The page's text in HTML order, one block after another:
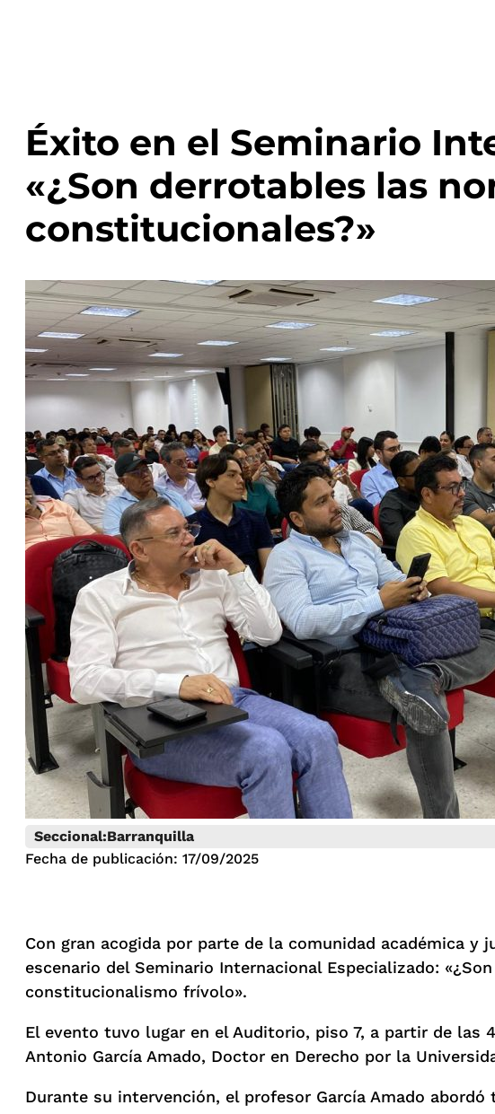
Éxito en el Seminario
«¿Son derrotables las
constitucionales?»
Seccional:Barranquilla
Fecha de publicación: 17/09/2025
Con gran acogida por parte de la comunidad académica y
escenario del Seminario Internacional Especializado:
constitucionalismo frívolo».
El evento tuvo lugar en el Auditorio, piso 7, a partir de las
Antonio García Amado, Doctor en Derecho por la
Durante su intervención, el profesor García Amado